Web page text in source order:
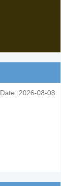
Date: 2026-08-08